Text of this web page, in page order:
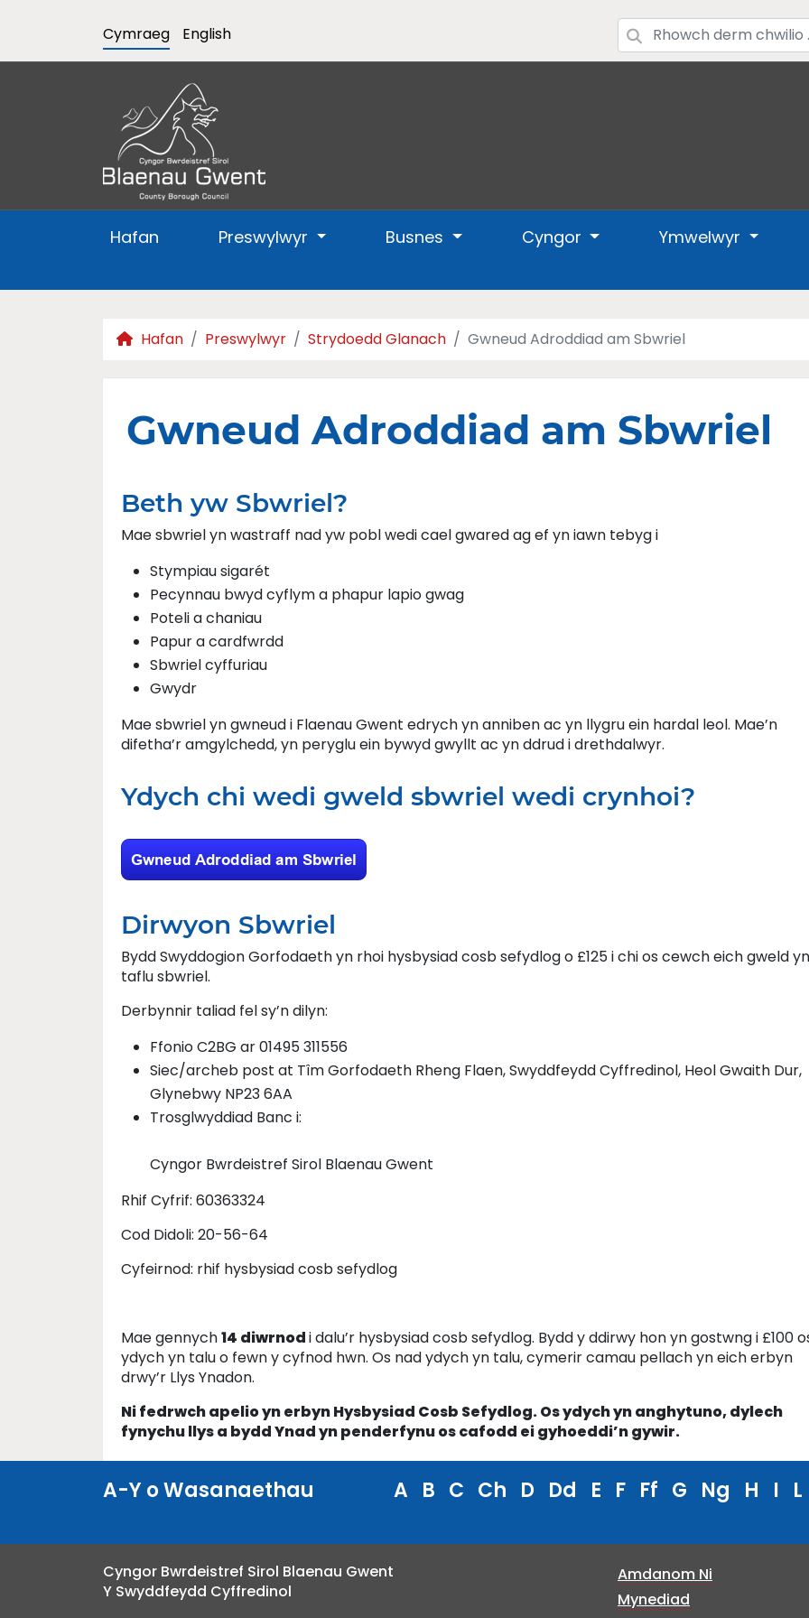
Cymraeg English
Hafan Preswylwyr Busnes Cyngor Ymwelwyr
Hafan Preswylwyr Strydoedd Glanach Gwneud Adroddiad am Sbwriel
Gwneud Adroddiad am Sbwriel
Beth yw Sbwriel?
Mae sbwriel yn wastraff nad yw pobl wedi cael gwared ag ef yn iawn tebyg i
Stympiau sigarét
Pecynnau bwyd cyflym a phapur lapio gwag
Poteli a chaniau
Papur a cardfwrdd
Sbwriel cyffuriau
Gwydr
Mae sbwriel yn gwneud i Flaenau Gwent edrych yn anniben ac yn llygru ein hardal leol. Mae’n
difetha’r amgylchedd, yn peryglu ein bywyd gwyllt ac yn ddrud i drethdalwyr.
Ydych chi wedi gweld sbwriel wedi crynhoi?
Dirwyon Sbwriel
Bydd Swyddogion Gorfodaeth yn rhoi hysbysiad cosb sefydlog o £125 i chi os cewch eich gweld yn
taflu sbwriel.
Derbynnir taliad fel sy’n dilyn:
Ffonio C2BG ar 01495 311556
Siec/archeb post at Tîm Gorfodaeth Rheng Flaen, Swyddfeydd Cyffredinol, Heol Gwaith Dur,
Glynebwy NP23 6AA
Trosglwyddiad Banc i:
Cyngor Bwrdeistref Sirol Blaenau Gwent
Rhif Cyfrif: 60363324
Cod Didoli: 20-56-64
Cyfeirnod: rhif hysbysiad cosb sefydlog
Mae gennych14 diwrnodi dalu’r hysbysiad cosb sefydlog. Bydd y ddirwy hon yn gostwng i £100
ydych yn talu o fewn y cyfnod hwn. Os nad ydych yn talu, cymerir camau pellach yn eich erbyn
drwy’r Llys Ynadon.
Ni fedrwch apelio yn erbyn Hysbysiad Cosb Sefydlog. Os ydych yn anghytuno, dylech
fynychu llys a bydd Ynad yn penderfynu os cafodd ei gyhoeddi’n gywir.
A-Y o Wasanaethau A B C Ch D Dd E F Ff G Ng H I L
Cyngor Bwrdeistref Sirol Blaenau Gwent
Y Swyddfeydd Cyffredinol
Amdanom Ni
Mynediad